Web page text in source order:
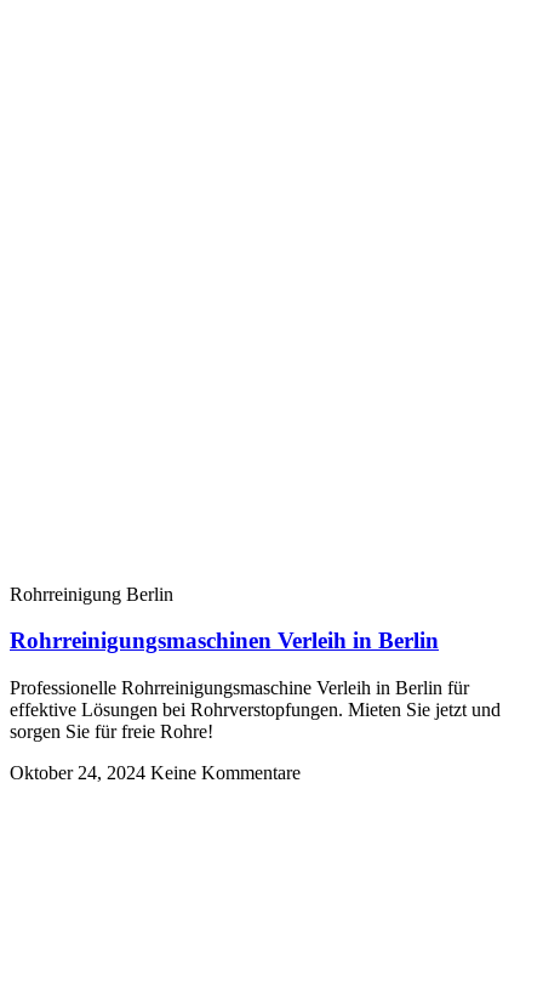
Rohrreinigung Berlin
Rohrreinigungsmaschinen Verleih in Berlin
Professionelle Rohrreinigungsmaschine Verleih in Berlin für
effektive Lösungen bei Rohrverstopfungen. Mieten Sie jetzt und
sorgen Sie für freie Rohre!
Oktober 24, 2024 Keine Kommentare